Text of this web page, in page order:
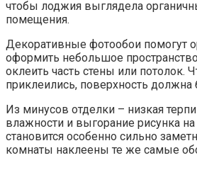
чтобы лоджия выглядела
помещения.
Декоративные фотообои помогут
оформить небольшое
оклеить часть стены или потолок.
приклеились, поверхность должна
Из минусов отделки – низкая
влажности и выгорание рисунка
становится особенно сильно
комнаты наклеены те же самые